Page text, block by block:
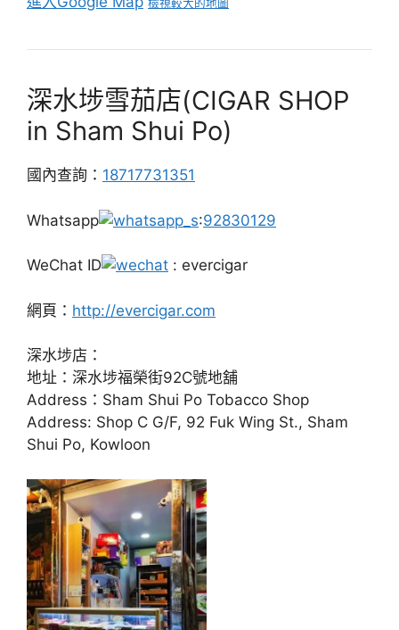
檢視較大的地圖
深水埗雪茄店(CIGAR SHOP
in Sham Shui Po)
國內查詢： 18717731351
Whatsapp :92830129
WeChat ID : evercigar
網頁： http://evercigar.com
深水埗店：
地址：深水埗福榮街92C號地舖
Address：Sham Shui Po Tobacco Shop
Address: Shop C G/F, 92 Fuk Wing St., Sham
Shui Po, Kowloon